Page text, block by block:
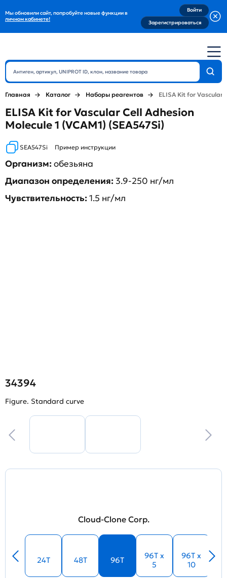
Мы обновили сайт, попробуйте новые функции в
личном кабинете!
Войти
Зарегистрироваться
Главная Каталог Наборы реагентов ELISA Kit for Vascular
ELISA Kit for Vascular Cell Adhesion
Molecule 1 (VCAM1) (SEA547Si)
SEA547Si Пример инструкции
Организм:обезьяна
Диапазон определения:3.9-250 нг/мл
Чувствительность:1.5 нг/мл
34394
Figure. Standard curve
Cloud-Clone Corp.
24T 48T 96T
96T x
5
96T x
10